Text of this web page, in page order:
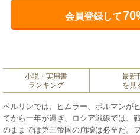
会員登録して
小説・実用書
ランキング
最新
を見
ベルリンでは、ヒムラー、ボルマンが
てから一年が過ぎ、ロシア戦線では、
のままでは第三帝国の崩壊は必至だ。